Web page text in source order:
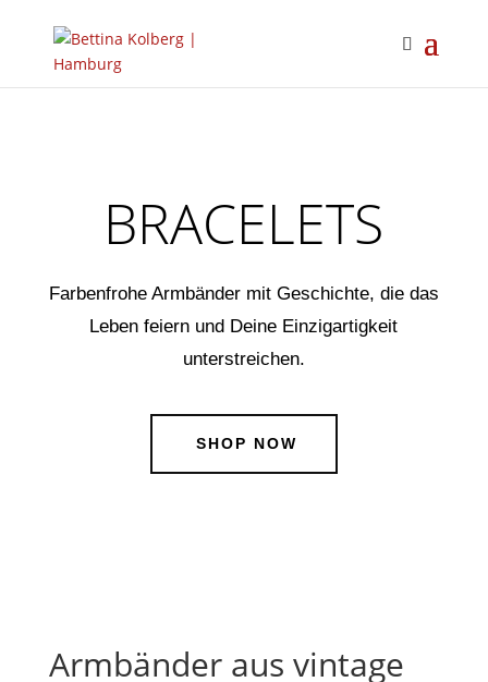
BRACELETS
Farbenfrohe Armbänder mit Geschichte, die das
Leben feiern und Deine Einzigartigkeit
unterstreichen.
SHOP NOW
Armbänder aus vintage